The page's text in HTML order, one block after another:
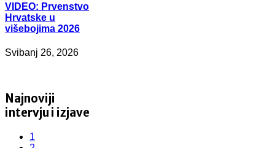
VIDEO: Prvenstvo
Hrvatske u
višebojima 2026
Svibanj 26, 2026
Najnoviji
intervju i izjave
1